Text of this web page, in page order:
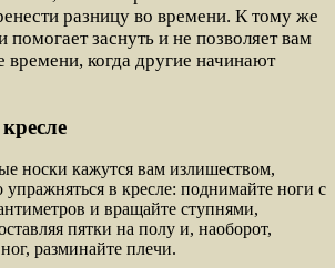
разницу во времени. К тому же
помогает заснуть и не позволяет вам
времени, когда другие начинают
носки кажутся вам излишеством,
упражняться в кресле: поднимайте ноги с
и вращайте ступнями,
пятки на полу и, наоборот,
разминайте плечи.